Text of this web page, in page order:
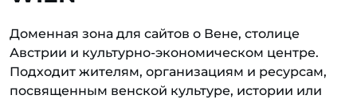
Доменная зона для сайтов о Вене, столице
Австрии и культурно-экономическом центре.
Подходит жителям, организациям и ресурсам,
посвященным венской культуре, истории или